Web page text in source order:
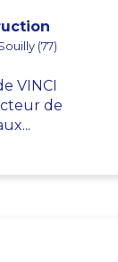
(77)
VINCI
de